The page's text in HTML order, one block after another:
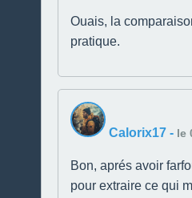
Ouais, la
pratique.
Calorix17 - le
Bon, aprés avoir
pour extraire ce qui